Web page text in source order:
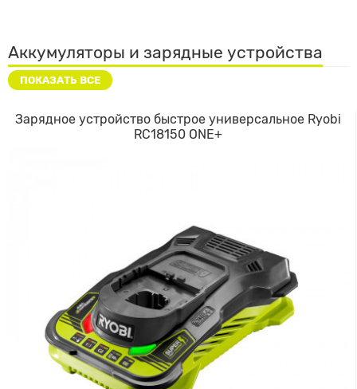
Аккумуляторы и зарядные устройства
ПОКАЗАТЬ ВСЕ
Зарядное устройство быстрое универсальное Ryobi
RC18150 ONE+